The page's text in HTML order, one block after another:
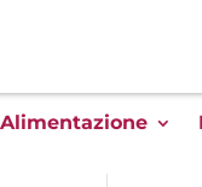
Alimentazione